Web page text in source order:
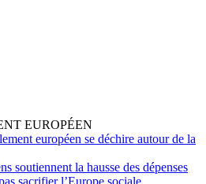
EUROPÉEN
européen se déchire autour de la
soutiennent la hausse des dépenses
sacrifier l’Europe sociale